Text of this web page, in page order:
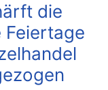
die
Feiertage